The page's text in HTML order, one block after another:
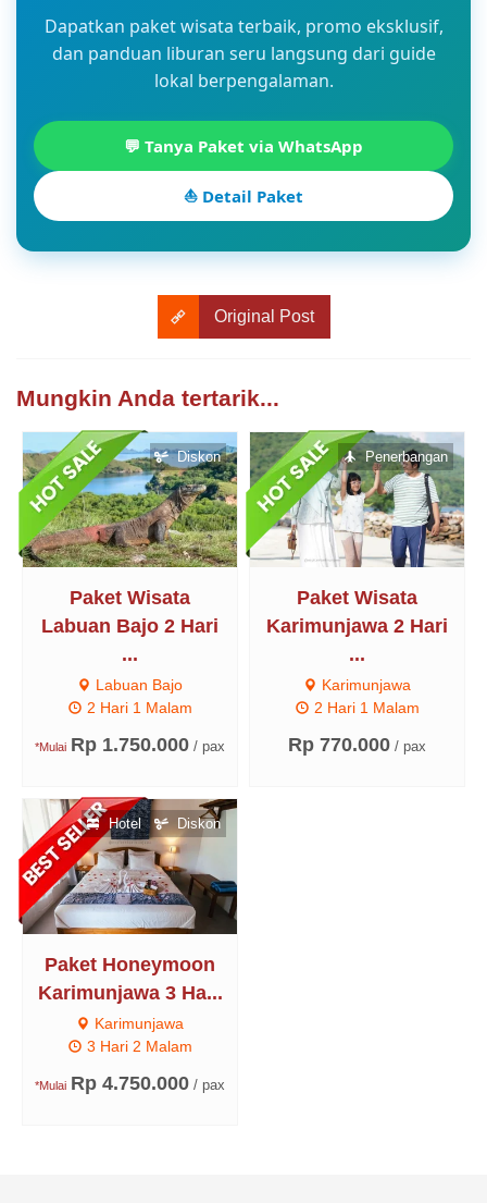
Dapatkan paket wisata terbaik, promo eksklusif,
dan panduan liburan seru langsung dari guide
lokal berpengalaman.
💬 Tanya Paket via WhatsApp
⛵ Detail Paket
Original Post
Mungkin Anda tertarik...
Paket Wisata
Labuan Bajo 2 Hari
...
Labuan Bajo
2 Hari 1 Malam
*Mulai Rp 1.750.000 / pax
Diskon
Paket Wisata
Karimunjawa 2 Hari
...
Karimunjawa
2 Hari 1 Malam
Rp 770.000 / pax
Penerbangan
Paket Honeymoon
Karimunjawa 3 Ha...
Karimunjawa
3 Hari 2 Malam
*Mulai Rp 4.750.000 / pax
Hotel Diskon